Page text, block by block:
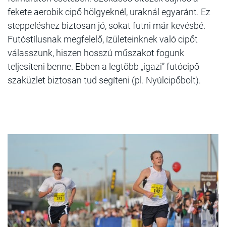
fekete aerobik cipő hölgyeknél, uraknál egyaránt. Ez
steppeléshez biztosan jó, sokat futni már kevésbé.
Futóstílusnak megfelelő, ízületeinknek való cipőt
válasszunk, hiszen hosszú műszakot fogunk
teljesíteni benne. Ebben a legtöbb „igazi” futócipő
szaküzlet biztosan tud segíteni (pl. Nyúlcipőbolt).